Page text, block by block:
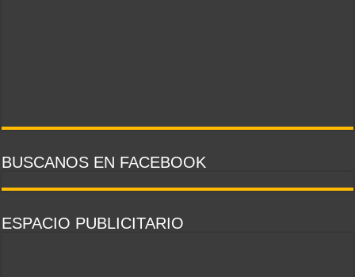
BUSCANOS EN FACEBOOK
ESPACIO PUBLICITARIO